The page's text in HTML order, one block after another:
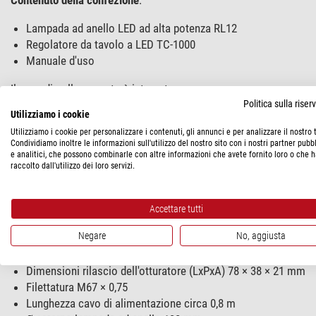
Lampada ad anello LED ad alta potenza RL12
Regolatore da tavolo a LED TC-1000
Manuale d'uso
Il cavo di collegamento è integrato.
Lampada ad anello a LED RL12-18s
Lampada ad anello ad alta intensità luminosa per distanza di
Valori fotometrici a seconda del modello selezionato
Temperatura di colore 6.000 K
Potenza massima assorbita 15 W
Distanza di lavoro 90 - 180 mm
Dimensioni rilascio dell'otturatore (LxPxA) 78 × 38 × 21 mm
Filettatura M67 × 0,75
Lunghezza cavo di alimentazione circa 0,8 m
Politica sulla
Utilizziamo i cookie
Utilizziamo i cookie per personalizzare i contenuti, gli annunci e per analizzare il nostro
Condividiamo inoltre le informazioni sull'utilizzo del nostro sito con i nostri partner
e analitici, che possono combinarle con altre informazioni che avete fornito loro o che
raccolto dall'utilizzo dei loro servizi.
Accettare tutti
Negare No, aggiusta